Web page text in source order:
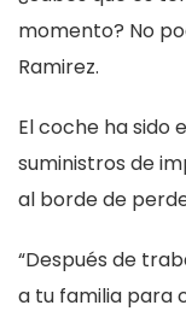
momento? No
Ramirez.
El coche ha sido
suministros de
al borde de
“Después de
a tu familia para